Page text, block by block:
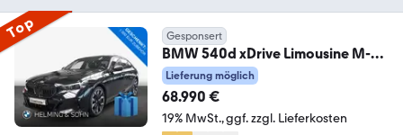
Top Gesponsert
BMW 540d xDrive Limousine M-
Sport Pro Head-Up ACC uv
Lieferung möglich
68.990 €
19% MwSt. ggf. zzgl. Lieferkosten